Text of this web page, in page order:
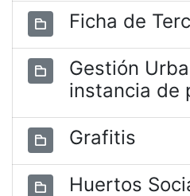
Ficha de
Gestión
instancia de
Grafitis
Huertos